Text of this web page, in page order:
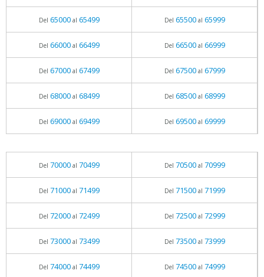
Del 65000al 65499 Del 65500al 65999
Del 66000al 66499 Del 66500al 66999
Del 67000al 67499 Del 67500al 67999
Del 68000al 68499 Del 68500al 68999
Del 69000al 69499 Del 69500al 69999
Del 70000al 70499 Del 70500al 70999
Del 71000al 71499 Del 71500al 71999
Del 72000al 72499 Del 72500al 72999
Del 73000al 73499 Del 73500al 73999
Del 74000al 74499 Del 74500al 74999